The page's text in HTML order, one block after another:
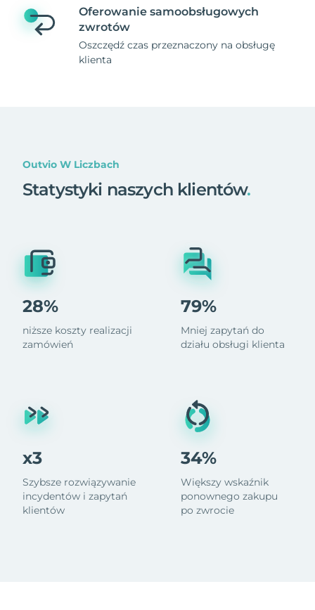
Oferowanie samoobsługowych
zwrotów
Oszczędź czas przeznaczony na obsługę
klienta
Outvio W Liczbach
Statystyki naszych klientów.
28%
niższe koszty realizacji
zamówień
x3
Szybsze rozwiązywanie
incydentów i zapytań
klientów
79%
Mniej zapytań do
działu obsługi klienta
34%
Większy wskaźnik
ponownego zakupu
po zwrocie